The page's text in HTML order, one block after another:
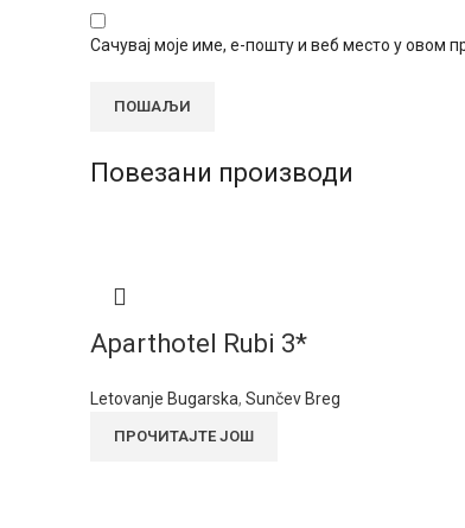
Сачувај моје име, е-пошту и веб место у овом
Повезани производи
Aparthotel Rubi 3*
Letovanje Bugarska, Sunčev Breg
ПРОЧИТАЈТЕ ЈОШ